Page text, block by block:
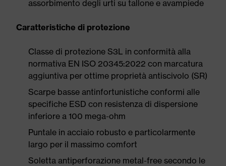
assorbimento degli urti su tallone e avampiede
Caratteristiche di protezione
Classe di protezione S3L in conformità alla
normativa EN ISO 20345:2022 con marcatura
aggiuntiva per ottime proprietà antiscivolo (SR)
Scarpe basse antinfortunistiche conformi alle
specifiche ESD con resistenza di dispersione
inferiore a 100 mega-ohm
Puntale in acciaio robusto e particolarmente
largo per il massimo comfort
Soletta antiperforazione metal-free secondo le